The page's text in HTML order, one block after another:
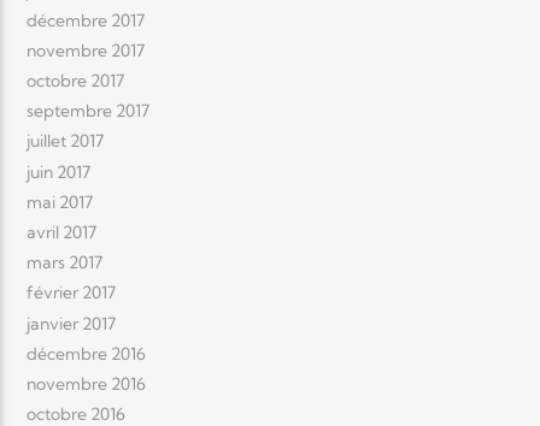
décembre 2017
novembre 2017
octobre 2017
septembre 2017
juillet 2017
juin 2017
mai 2017
avril 2017
mars 2017
février 2017
janvier 2017
décembre 2016
novembre 2016
octobre 2016